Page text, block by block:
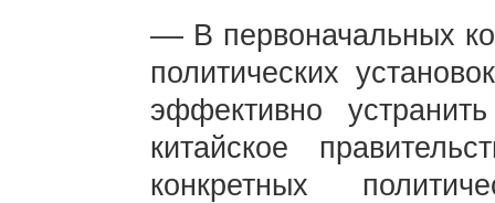
–– В первоначальных
политических
эффективно
китайское
конкретных